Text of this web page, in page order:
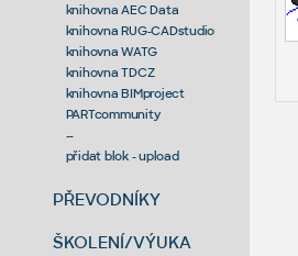
knihovna AEC Data
knihovna RUG-CADstudio
knihovna WATG
knihovna TDCZ
knihovna BIMproject
PARTcommunity
--
přidat blok - upload
PŘEVODNÍKY
ŠKOLENÍ/VÝUKA